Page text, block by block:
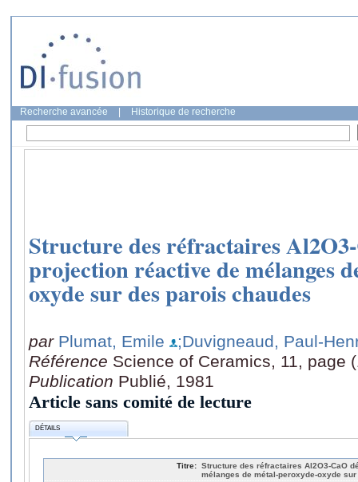
Recherche avancée Historique de recherche
Structure des réfractaires
projection réactive de mélanges
oxyde sur des parois chaudes
par Plumat, Emile
;Duvigneaud, Paul-
Référence Science of Ceramics, 11, page
Publication Publié, 1981
Article sans comité de lecture
DÉTAILS
Titre: Structure des réfractaires Al2O3-CaO
mélanges de métal-peroxyde-oxyde